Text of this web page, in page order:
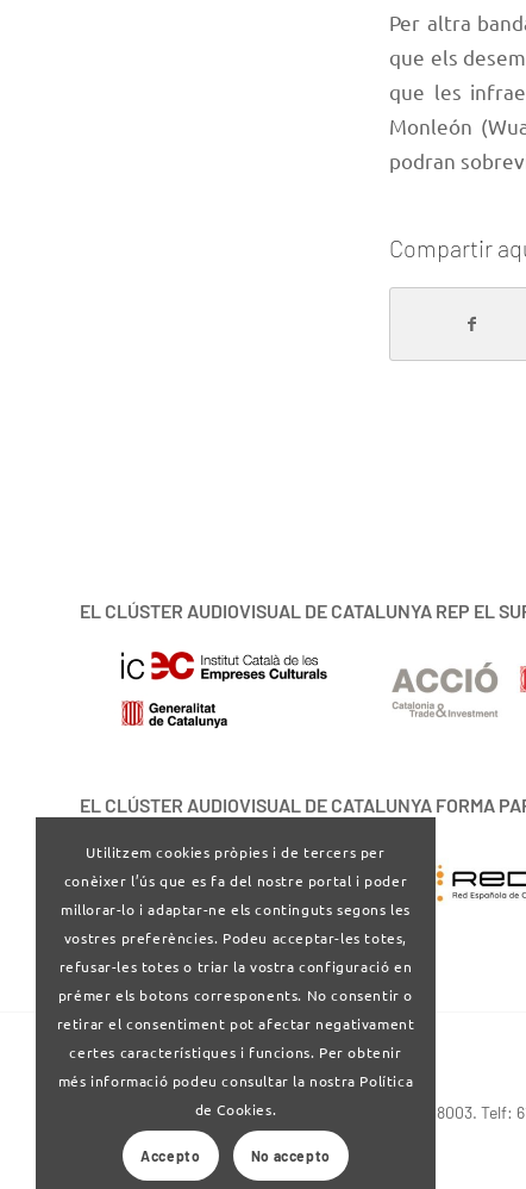
Per altra
que els
que les
Monleón
podran
Compartir
EL CLÚSTER AUDIOVISUAL DE CATALUNYA REP EL
EL CLÚSTER AUDIOVISUAL DE CATALUNYA FORMA
Via Laietana 32-34 4ª planta . Barcelona 08003. Telf:
Utilitzem cookies pròpies i de tercers per
conèixer l’ús que es fa del nostre portal i poder
millorar-lo i adaptar-ne els continguts segons les
vostres preferències. Podeu acceptar-les totes,
refusar-les totes o triar la vostra configuració en
prémer els botons corresponents. No consentir o
retirar el consentiment pot afectar negativament
certes característiques i funcions. Per obtenir
més informació podeu consultar la nostra Política
de Cookies.
Accepto No accepto